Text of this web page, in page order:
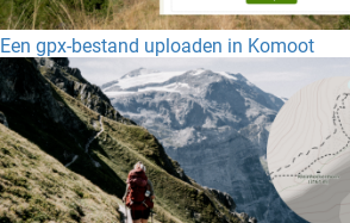
Een gpx-bestand uploaden in Komoot